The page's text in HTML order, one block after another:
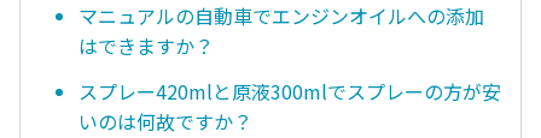
マニュアルの自動車でエンジンオイルへの添加
はできますか？
スプレー420mlと原液300mlでスプレーの方が安
いのは何故ですか？